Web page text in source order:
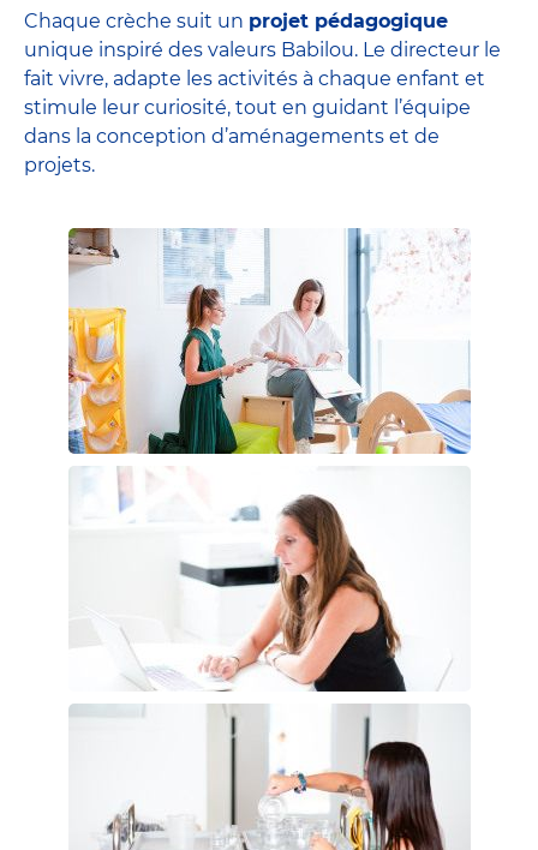
Chaque crèche suit un projet pédagogique
unique inspiré des valeurs Babilou. Le directeur le
fait vivre, adapte les activités à chaque enfant et
stimule leur curiosité, tout en guidant l’équipe
dans la conception d’aménagements et de
projets.